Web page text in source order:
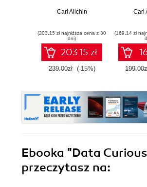
Carl Allchin
(203,15 zł najniższa cena z 30
dni)
203.15 zł
239.00zł (-15%)
Carl
(169,14 zł
Ebooka "Data
przeczytasz na: